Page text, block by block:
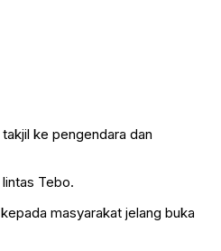
ke pengendara dan
Tebo.
masyarakat jelang buka